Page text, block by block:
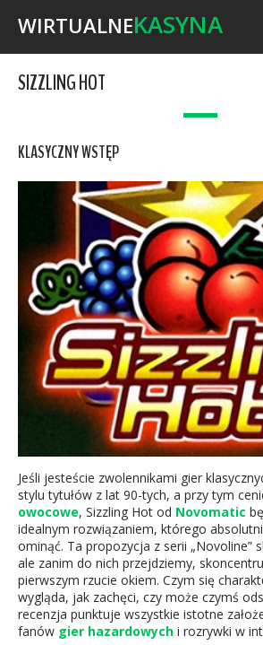
WIRTUALNEKASYNA
SIZZLING HOT
KLASYCZNY WSTĘP
Jeśli jesteście zwolennikami gier
stylu tytułów z lat 90-tych, a przy tym
owocowe, Sizzling Hot od Novomatic
idealnym rozwiązaniem, którego
ominąć. Ta propozycja z serii „Novoline”
ale zanim do nich przejdziemy,
pierwszym rzucie okiem. Czym się
wygląda, jak zachęci, czy może czymś
recenzja punktuje wszystkie istotne
fanów gier hazardowych i rozrywki w